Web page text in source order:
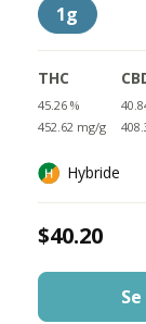
1g
THC
45.26 %
452.62 mg/g
Hybride
$40.20